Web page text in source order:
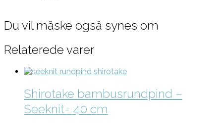
Du vil måske også synes om
Relaterede varer
Shirotake bambusrundpind –
Seeknit- 40 cm